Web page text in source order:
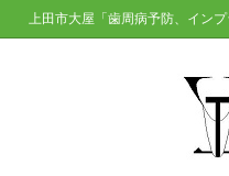
上田市大屋「歯周病予防、イン